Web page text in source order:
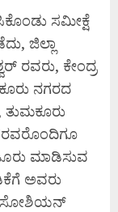
ಸಮೀಕ್ಷೆ
ಜಿಲ್ಲಾ
ರವರು, ಕೇಂದ್ರ
ನಗರದ
ತುಮಕೂರು
ಮಾಡಿಸುವ
ಅವರು
ಅಸೋಶಿಯನ್